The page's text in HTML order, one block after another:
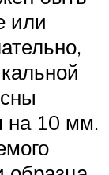
или
на 10 мм.